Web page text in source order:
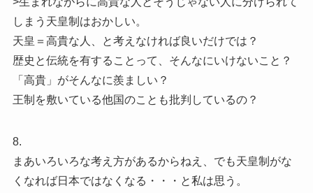
しまう天皇制はおかしい。
天皇＝高貴な人、と考えなければ良いだけでは？
歴史と伝統を有することって、そんなにいけないこと？
「高貴」がそんなに羨ましい？
王制を敷いている他国のことも批判しているの？
8.
まあいろいろな考え方があるからねえ、でも天皇制がな
くなれば日本ではなくなる・・・と私は思う。